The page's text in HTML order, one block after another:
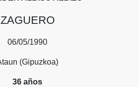
ZAGUERO
06/05/1990
(Gipuzkoa)
36 años